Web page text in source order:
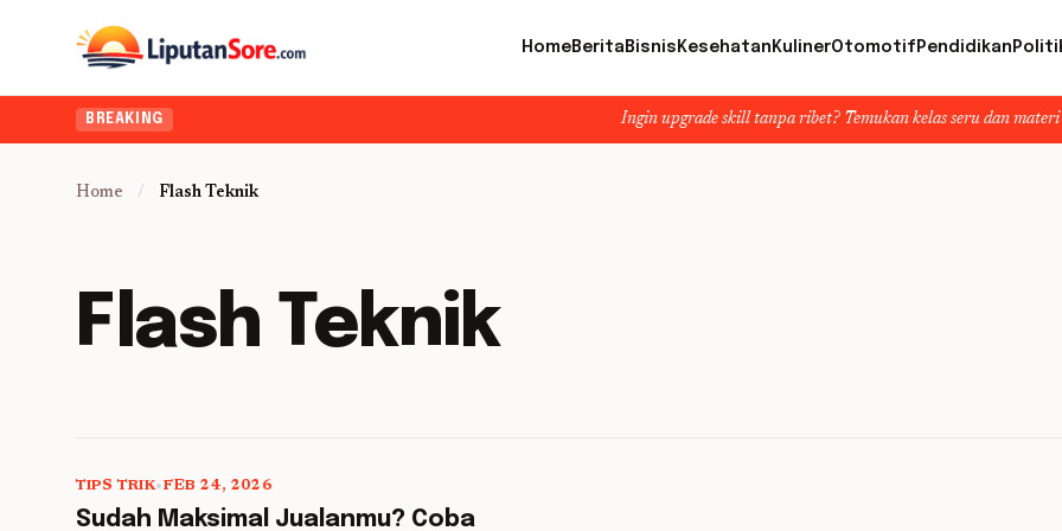
HomeBerita Bisnis Kesehatan KulinerOtomotif Pendidikan
BREAKING Ingin upgrade skill tanpa ribet? Temukan kelas seru dan materi lengkap
Home / Flash Teknik
Flash Teknik
5 min read
TIPS TRIK•FEB 24, 2026
Sudah Maksimal Jualanmu? Coba